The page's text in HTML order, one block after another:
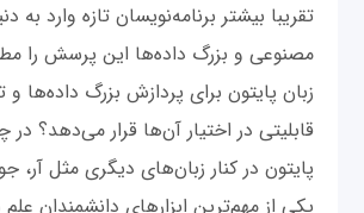
تقریبا بیشتر برنامه‌نویسان تازه وارد
مصنوعی و بزرگ‌ داده‌ها این پرسش را
زبان پایتون برای پردازش بزرگ داده‌ها
قابلیتی در اختیار آن‌ها قرار می‌دهد؟
پایتون در کنار زبان‌های دیگری مثل آر،
یکی از مهم‌ترین ابزارهای دانشمندان علم